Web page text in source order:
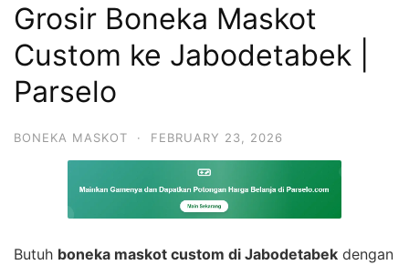
Grosir Boneka Maskot
Custom ke Jabodetabek |
Parselo
BONEKA MASKOT · FEBRUARY 23, 2026
Butuh boneka maskot custom di Jabodetabek dengan